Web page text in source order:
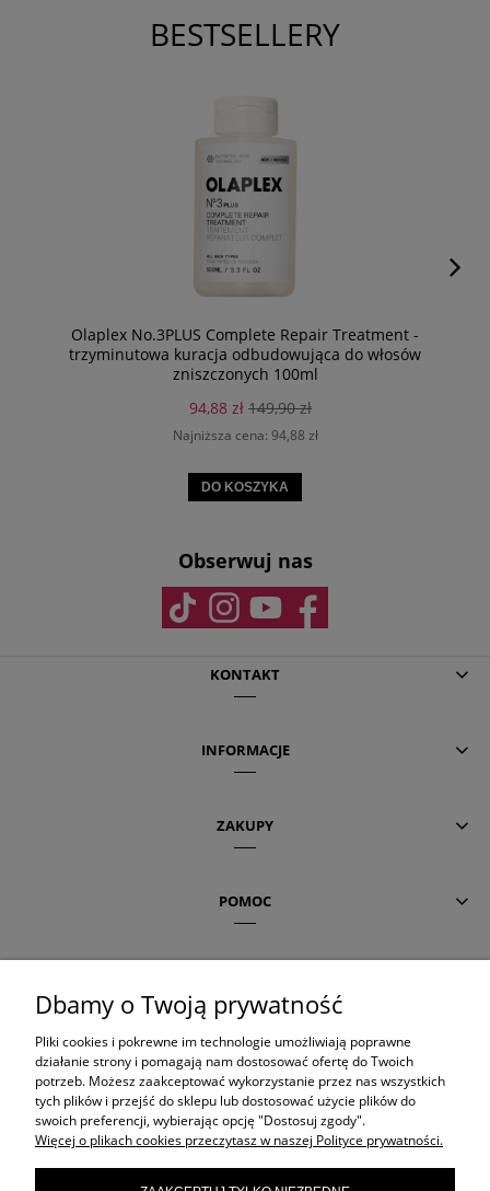
BESTSELLERY
Olaplex No.3PLUS Complete Repair Treatment -
trzyminutowa kuracja odbudowująca do włosów
zniszczonych 100ml
94,88 zł 149,90 zł
Najniższa cena: 94,88 zł
DO KOSZYKA
Obserwuj nas
KONTAKT
INFORMACJE
ZAKUPY
POMOC
OLAPLEX
ORIBE
Dbamy o Twoją prywatność
Pliki cookies i pokrewne im technologie umożliwiają poprawne
działanie strony i pomagają nam dostosować ofertę do Twoich
potrzeb. Możesz zaakceptować wykorzystanie przez nas wszystkich
tych plików i przejść do sklepu lub dostosować użycie plików do
swoich preferencji, wybierając opcję "Dostosuj zgody".
Więcej o plikach cookies przeczytasz w naszej Polityce prywatności.